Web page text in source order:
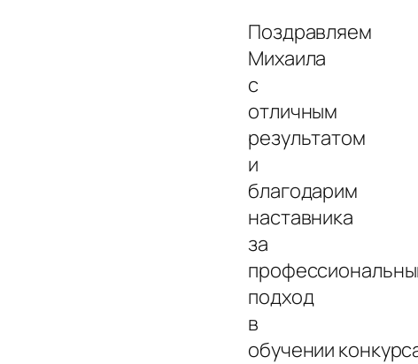
Поздравляем
Михаила
с
отличным
результатом
и
благодарим
наставника
за
подход
в
обучении